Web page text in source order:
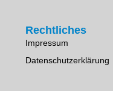
Rechtliches
Impressum
Datenschutzerklärung